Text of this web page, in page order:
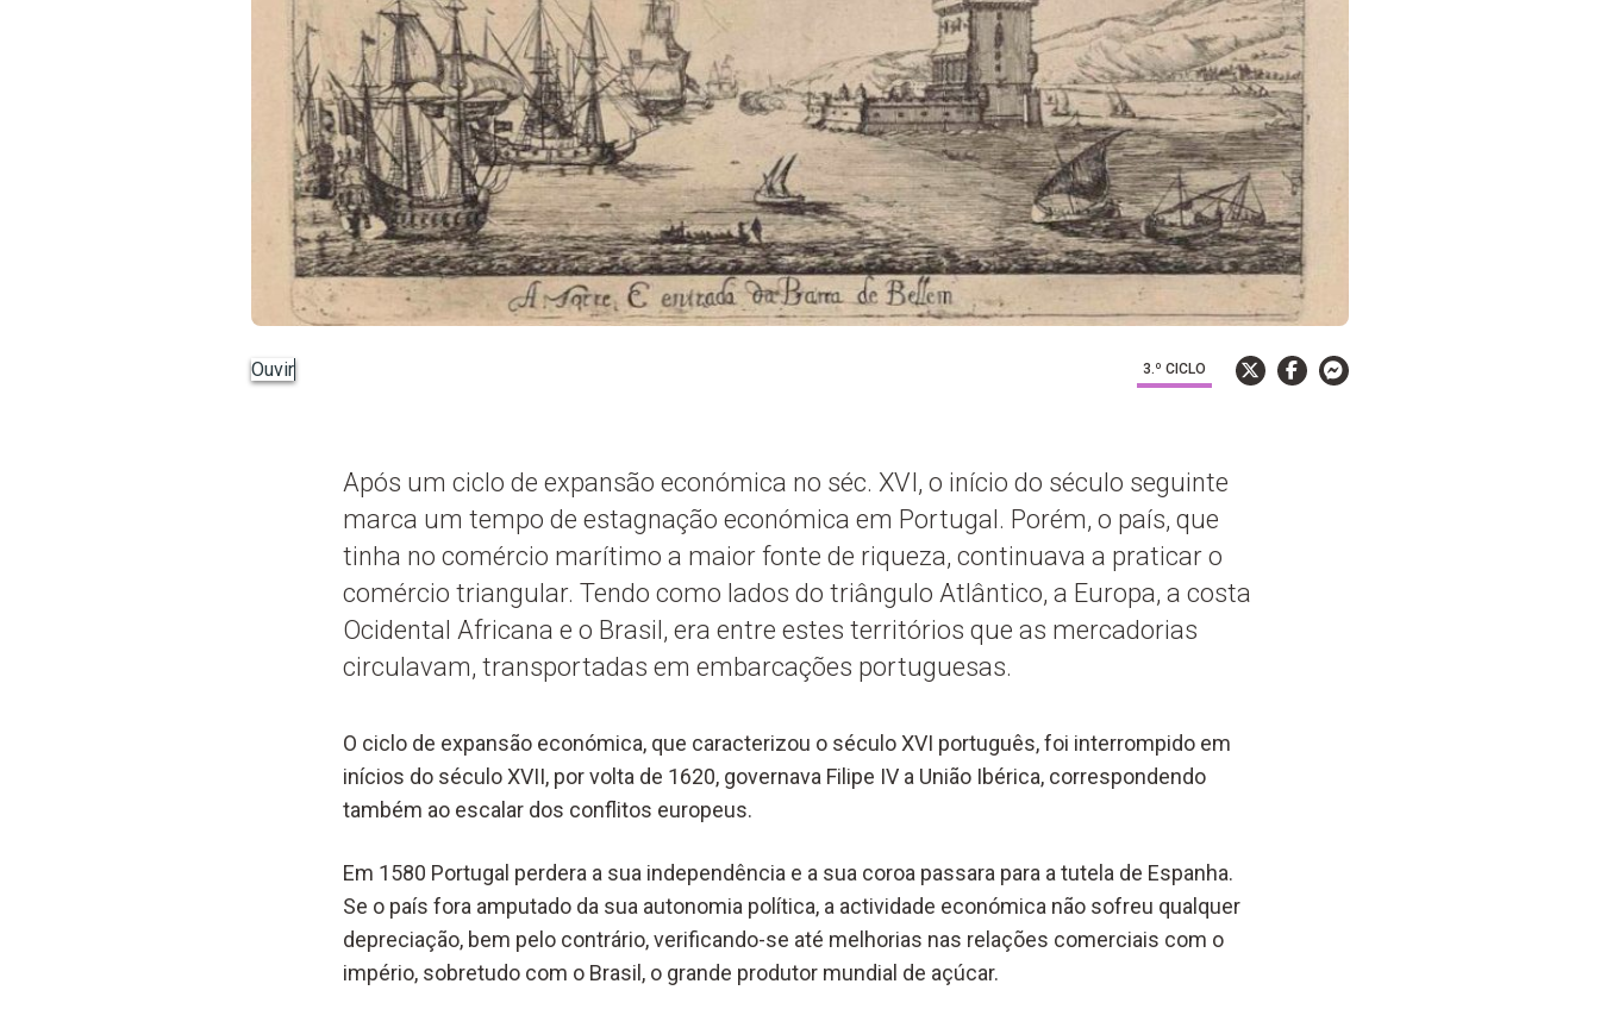
Ouvir 3.º CICLO
Após um ciclo de expansão económica no séc. XVI, o início do século seguinte
marca um tempo de estagnação económica em Portugal. Porém, o país, que
tinha no comércio marítimo a maior fonte de riqueza, continuava a praticar o
comércio triangular. Tendo como lados do triângulo Atlântico, a Europa, a costa
Ocidental Africana e o Brasil, era entre estes territórios que as mercadorias
circulavam, transportadas em embarcações portuguesas.
O ciclo de expansão económica, que caracterizou o século XVI português, foi interrompido em
inícios do século XVII, por volta de 1620, governava Filipe IV a União Ibérica, correspondendo
também ao escalar dos conflitos europeus.
Em 1580 Portugal perdera a sua independência e a sua coroa passara para a tutela de Espanha.
Se o país fora amputado da sua autonomia política, a actividade económica não sofreu qualquer
depreciação, bem pelo contrário, verificando-se até melhorias nas relações comerciais com o
império, sobretudo com o Brasil, o grande produtor mundial de açúcar.